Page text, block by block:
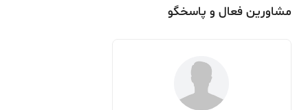
مشاورین فعال و پاسخگو